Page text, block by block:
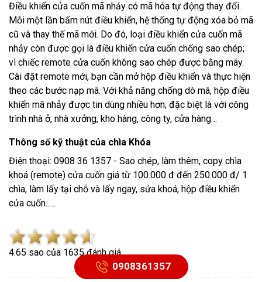
Điều khiển cửa cuốn mã nhảy có mã hóa tự động thay đổi.
Mỗi một lần bấm nút điều khiển, hệ thống tự động xóa bỏ mã
cũ và thay thế mã mới. Do đó, loại điều khiển cửa cuốn mã
nhảy còn được gọi là điều khiển cửa cuốn chống sao chép;
vì chiếc remote cửa cuốn không sao chép được bằng máy.
Cài đặt remote mới, bạn cần mở hộp điều khiển và thực hiện
theo các bước nạp mã. Với khả năng chống dò mã, hộp điều
khiển mã nhảy được tin dùng nhiều hơn; đặc biệt là với công
trình nhà ở, nhà xưởng, kho hàng, công ty, cửa hàng…
Thông số kỹ thuật của chìa Khóa
Điện thoại: 0908 36 1357 - Sao chép, làm thêm, copy chìa
khoá (remote) cửa cuốn giá từ 100.000 đ đến 250.000 đ/ 1
chìa, làm lấy tại chỗ và lấy ngay, sửa khoá, hộp điều khiển
cửa cuốn......
4.65 sao của 1635đánh giá
0908361357